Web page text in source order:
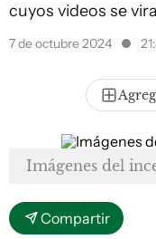
cuyos videos se
7 de octubre 2024
Imágenes del
Compartir